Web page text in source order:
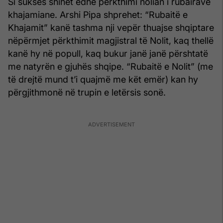
khajamiane. Arshi Pipa shprehet: “Rubaitë e
Khajamit” kanë tashma nji vepër thuajse shqiptare
nëpërmjet përkthimit magjistral të Nolit, kaq thellë
kanë hy në popull, kaq bukur janë janë përshtatë
me natyrën e gjuhës shqipe. “Rubaitë e Nolit” (me
të drejtë mund t’i quajmë me kët emër) kan hy
përgjithmonë në trupin e letërsis sonë.